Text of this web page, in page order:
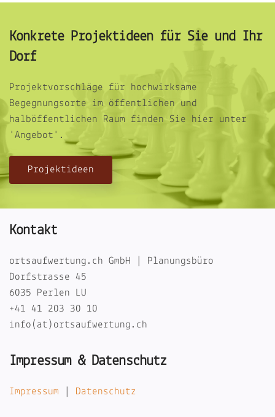
Konkrete Projektideen für Sie und Ihr
Dorf
Projektvorschläge für hochwirksame
Begegnungsorte im öffentlichen und
halböffentlichen Raum finden Sie hier unter
'Angebot'.
Projektideen
Kontakt
ortsaufwertung.ch GmbH | Planungsbüro
Dorfstrasse 45
6035 Perlen LU
+41 41 203 30 10
info(at)ortsaufwertung.ch
Impressum & Datenschutz
Impressum Datenschutz